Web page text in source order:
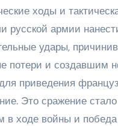
ходы и
русской армии
удары,
потери и создавшим
приведения
Это сражение
в ходе войны и